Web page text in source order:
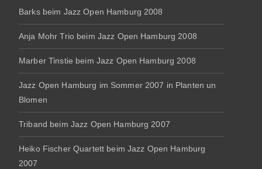
Barks beim Jazz Open Hamburg 2008
Anja Mohr Trio beim Jazz Open Hamburg 2008
Marber Tinstie beim Jazz Open Hamburg 2008
Jazz Open Hamburg im Sommer 2007 in Planten un
Blomen
Triband beim Jazz Open Hamburg 2007
Heiko Fischer Quartett beim Jazz Open Hamburg
2007